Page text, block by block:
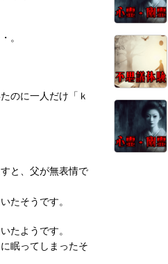
。
のに一人だけ「ｋ
と、父が無表情で
たそうです。
たようです。
眠ってしまったそ